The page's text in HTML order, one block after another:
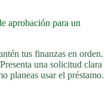
aprobación para un
tus finanzas en orden.
una solicitud clara
planeas usar el préstamo.